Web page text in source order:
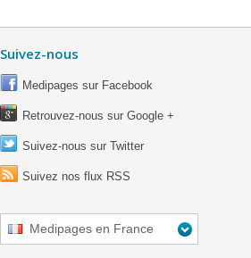
Suivez-nous
Medipages sur Facebook
Retrouvez-nous sur Google +
Suivez-nous sur Twitter
Suivez nos flux RSS
Medipages en France